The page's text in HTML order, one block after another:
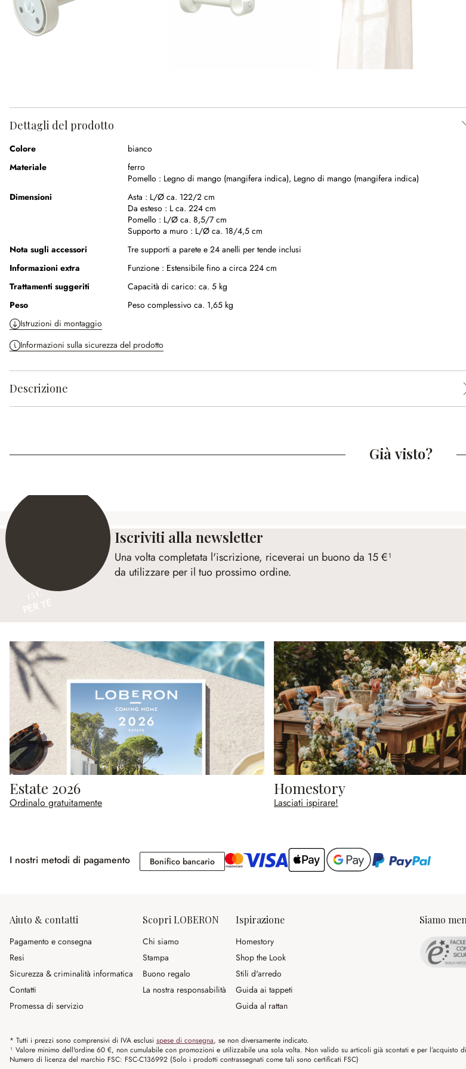
Dettagli del prodotto
Colore
bianco
Materiale
ferro
Pomello : Legno di mango (mangifera indica), Legno di mango (mangifera indica)
Dimensioni
Asta : L/Ø ca. 122/2 cm
Da esteso : L ca. 224 cm
Pomello : L/Ø ca. 8,5/7 cm
Supporto a muro : L/Ø ca. 18/4,5 cm
Nota sugli accessori
Tre supporti a parete e 24 anelli per tende inclusi
Informazioni extra
Funzione : Estensibile fino a circa 224 cm
Trattamenti suggeriti
Capacità di carico: ca. 5 kg
Peso
Peso complessivo ca. 1,65 kg
Istruzioni di montaggio
Informazioni sulla sicurezza del prodotto
Descrizione
Già visto?
15 €
Iscriviti alla newsletter
Una volta completata l'iscrizione, riceverai un buono da 15 €¹
da utilizzare per il tuo prossimo ordine.
Estate 2026
Ordinalo gratuitamente
Homestory
Lasciati ispirare!
I nostri metodi di pagamento Bonifico bancarioBonifico bancario
Aiuto & contatti
Pagamento e consegna
Resi
Sicurezza & criminalità informatica
Contatti
Promessa di servizio
Scopri LOBERON
Chi siamo
Stampa
Buono regalo
La nostra responsabilità
Ispirazione
Homestory
Shop the Look
Stili d'arredo
Guida ai tappeti
Guida al rattan
Siamo
* Tutti i prezzi sono comprensivi di IVA esclusi spese di consegna, se non diversamente indicato.
¹ Valore minimo dell'ordine 60 €, non cumulabile con promozioni e utilizzabile una sola volta. Non valido su articoli già scontati e per l’acquisto
Numero di licenza del marchio FSC: FSC-C136992 (Solo i prodotti contrassegnati come tali sono certificati FSC)